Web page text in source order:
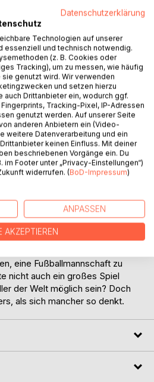
die zwölfeinhalb Bären, haben
Während des Winters
wie ihn Bären in freier
aber sie liegen die meiste Zeit
herum. Als aber der Frühling
eine Fußballmannschaft zu
nicht auch ein großes Spiel
der Welt möglich sein? Doch
als sich mancher so denkt.
Datenschutzerklärung
Technologien auf unserer
essenziell und technisch notwendig.
(z. B. Cookies oder
Tracking), um zu messen, wie häufig
genutzt wird. Wir verwenden
und setzen hierzu
Drittanbieter ein, wodurch ggf.
Tracking-Pixel, IP-Adressen
genutzt werden. Auf unserer Seite
anderen Anbietern ein (Video-
weitere Datenverarbeitung und ein
keinen Einfluss. Mit deiner
beschriebenen Vorgänge ein. Du
im Footer unter „Privacy-Einstellungen“)
widerrufen. (BoD-Impressum)
ANPASSEN
AKZEPTIEREN